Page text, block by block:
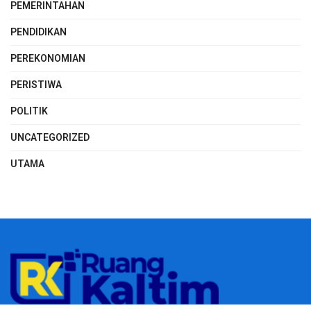
PEMERINTAHAN
PENDIDIKAN
PEREKONOMIAN
PERISTIWA
POLITIK
UNCATEGORIZED
UTAMA